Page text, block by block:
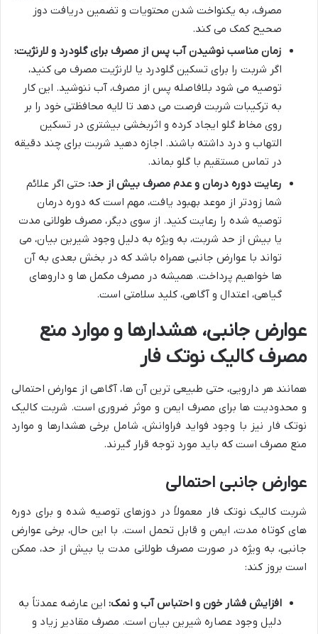
مصرف، به یکنواخت شدن محتویات و تضمین دریافت دوز
صحیح کمک می کند.
زمان مناسب نوشیدن آب پس از مصرف برای گلودرد و لارنژیت:
اگر شربت را برای تسکین گلودرد یا لارنژیت مصرف می کنید،
توصیه می شود بلافاصله پس از مصرف، آب ننوشید. این کار
به ترکیبات شربت فرصت می دهد تا لایه محافظتی خود را بر
روی مخاط گلو ایجاد کرده و اثربخشی بیشتری در تسکین
التهاب و درد داشته باشند. اجازه دهید شربت برای چند دقیقه
در تماس مستقیم با گلو بماند.
رعایت دوره درمان و عدم مصرف بیش از حد: حتی اگر علائم
شما زودتر از موعد بهبود یافت، مهم است که دوره درمان
توصیه شده را رعایت کنید. از سوی دیگر، مصرف طولانی مدت
یا بیش از حد شربت، به ویژه به دلیل وجود شیرین بیان، می
تواند با عوارض جانبی همراه باشد که در بخش بعدی به آن
ها خواهیم پرداخت. همیشه در مصرف مکمل ها و داروهای
گیاهی، اعتدال و آگاهی، کلید سلامتی است.
عوارض جانبی، هشدارها و موارد منع
مصرف کالیک نوتک فار
همانند هر دارویی، حتی طبیعی ترین آن ها، آگاهی از عوارض احتمالی
و محدودیت ها برای مصرف ایمن و موثر ضروری است. شربت کالیک
نوتک فار نیز با وجود فواید فراوانش، شامل برخی هشدارها و موارد
منع مصرف است که باید مورد توجه قرار گیرند.
عوارض جانبی احتمالی
شربت کالیک نوتک فار معمولاً در دوزهای توصیه شده و برای دوره
های کوتاه مدت، ایمن و قابل تحمل است. با این حال، برخی عوارض
جانبی، به ویژه در صورت مصرف طولانی مدت یا بیش از حد، ممکن
است بروز کند:
افزایش فشار خون و احتباس آب و نمک: این عارضه عمدتاً به
دلیل وجود عصاره شیرین بیان است. مصرف مقادیر زیاد و